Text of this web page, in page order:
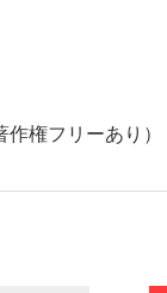
権フリーあり）